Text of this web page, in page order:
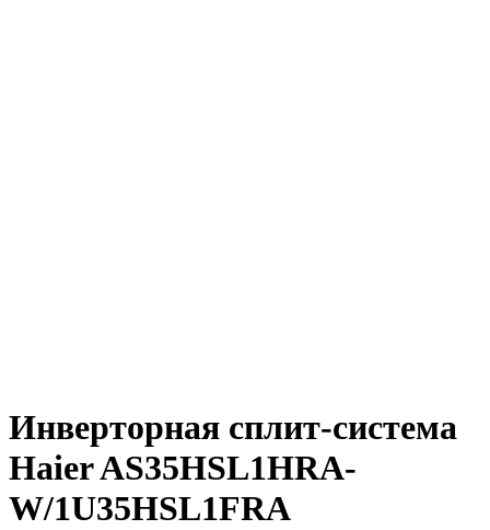
Инверторная сплит-система
Haier AS35HSL1HRA-
W/1U35HSL1FRA